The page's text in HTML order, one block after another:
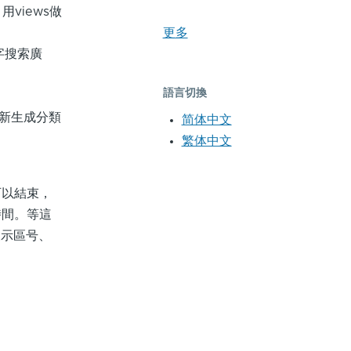
用views做
搜索廣
生成分類
結束，
。等這
區号、
更多
語言切換
简体中文
繁体中文